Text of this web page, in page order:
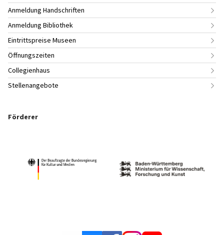
Anmeldung Handschriften
Anmeldung Bibliothek
Eintrittspreise Museen
Öffnungszeiten
Collegienhaus
Stellenangebote
Förderer